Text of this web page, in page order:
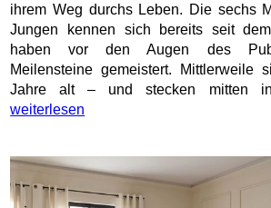
ihrem Weg durchs Leben. Die sechs
Jungen kennen sich bereits seit
haben vor den Augen des
Meilensteine gemeistert. Mittlerweile
Jahre alt – und stecken mitten in
weiterlesen